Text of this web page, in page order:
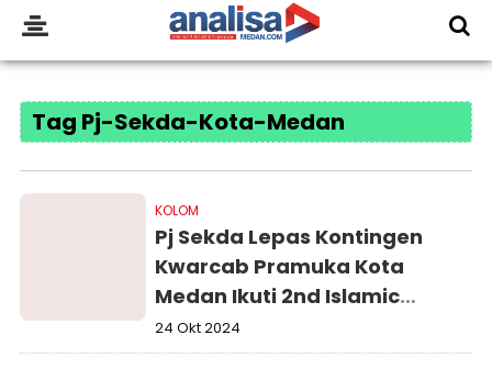
Tag Pj-Sekda-Kota-Medan
KOLOM
Pj Sekda Lepas Kontingen
Kwarcab Pramuka Kota
Medan Ikuti 2nd Islamic
Private School International
Scout Camp Pattani-
24 Okt 2024